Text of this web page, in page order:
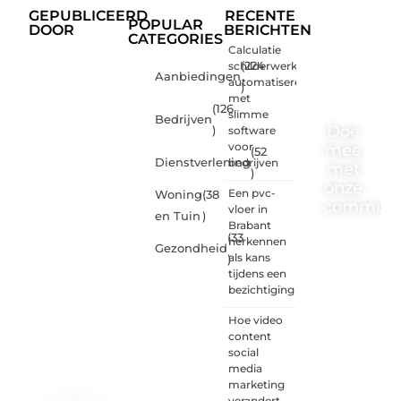
GEPUBLICEERD
DOOR
POPULAR
CATEGORIES
Aanbiedingen
(224
)
Bedrijven
(126
)
Dienstverlening
(52
)
Woning
en Tuin
(38
)
Gezondheid
(33
)
RECENTE
BERICHTEN
Calculatie
schilderwerk
automatiseren
met
slimme
software
voor
bedrijven
Een pvc-
vloer in
Brabant
herkennen
als kans
tijdens een
bezichtiging
Hoe video
content
social
media
marketing